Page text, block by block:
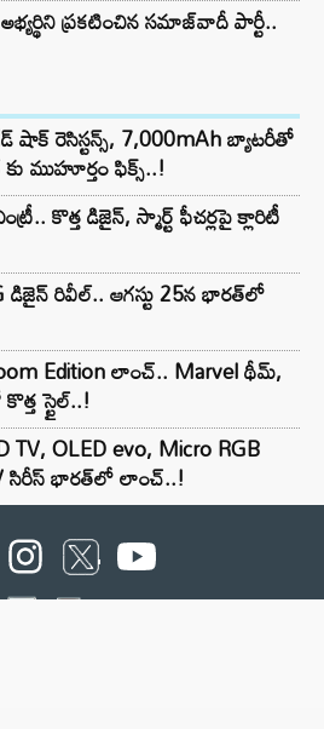
ప్రకటించిన సమాజ్‌వాదీ పార్టీ..
షాక్ రెసిస్టన్స్, 7,000mAh బ్యాటరీతో
ముహూర్తం ఫిక్స్..!
కొత్త డిజైన్, స్మార్ట్ ఫీచర్లపై క్లారిటీ
డిజైన్ రివీల్.. ఆగస్టు 25న భారత్‌లో
Edition లాంచ్.. Marvel థీమ్,
స్టైల్..!
TV, OLED evo, Micro RGB
సిరీస్ భారత్‌లో లాంచ్..!